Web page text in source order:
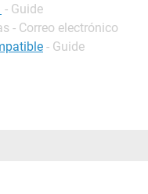
- Guide
- Correo electrónico
- Guide